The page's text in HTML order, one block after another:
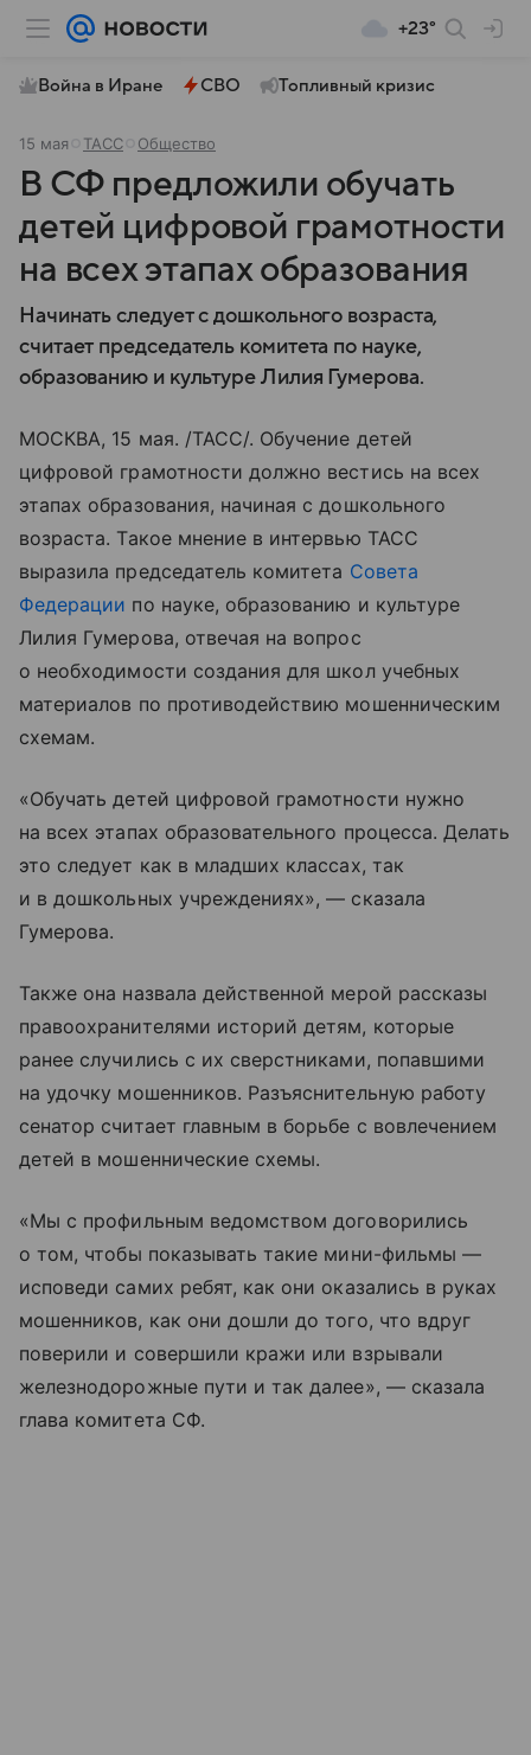
+23°
Война в Иране СВО Топливный кризис
15 мая ТАСС Общество
В СФ предложили обучать
детей цифровой грамотности
на всех этапах образования
Начинать следует с дошкольного возраста,
считает председатель комитета по науке,
образованию и культуре Лилия Гумерова.
МОСКВА, 15 мая. /ТАСС/. Обучение детей
цифровой грамотности должно вестись на всех
этапах образования, начиная с дошкольного
возраста. Такое мнение в интервью ТАСС
выразила председатель комитета Совета
Федерации по науке, образованию и культуре
Лилия Гумерова, отвечая на вопрос
о необходимости создания для школ учебных
материалов по противодействию мошенническим
схемам.
«Обучать детей цифровой грамотности нужно
на всех этапах образовательного процесса. Делать
это следует как в младших классах, так
и в дошкольных учреждениях», — сказала
Гумерова.
Также она назвала действенной мерой рассказы
правоохранителями историй детям, которые
ранее случились с их сверстниками, попавшими
на удочку мошенников. Разъяснительную работу
сенатор считает главным в борьбе с вовлечением
детей в мошеннические схемы.
«Мы с профильным ведомством договорились
о том, чтобы показывать такие мини-фильмы —
исповеди самих ребят, как они оказались в руках
мошенников, как они дошли до того, что вдруг
поверили и совершили кражи или взрывали
железнодорожные пути и так далее», — сказала
глава комитета СФ.